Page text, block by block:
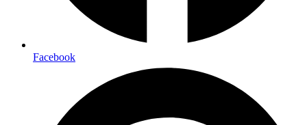
Facebook